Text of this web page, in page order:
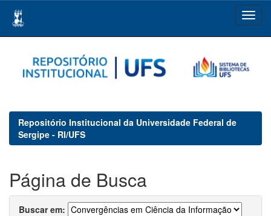
navigation
Repositório Institucional da Universidade Federal de
Sergipe - RI/UFS
Página de Busca
Buscar em: